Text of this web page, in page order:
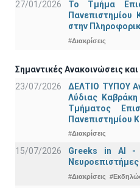
27/01/2026
Το Τμήμα
στην
#Διακρίσεις
Σημαντικές Ανακοινώσεις
23/07/2026
ΔΕΛΤΙΟ ΤΥΠΟΥ
Λύδιας
Τμήματος
Πανεπιστημίου
#Διακρίσεις
15/07/2026
Greeks in AI -
#Διακρίσεις